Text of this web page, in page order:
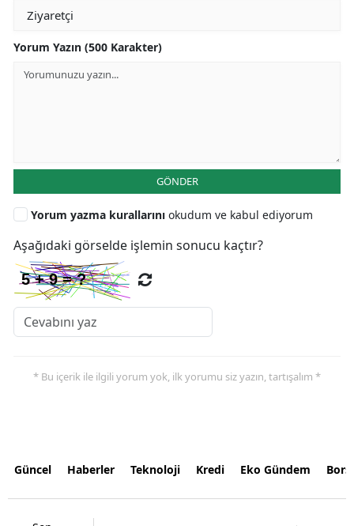
Yorum Yazın (500 Karakter)
GÖNDER
Yorum yazma kurallarını okudum ve kabul ediyorum
Aşağıdaki görselde işlemin sonucu kaçtır?
* Bu içerik ile ilgili yorum yok, ilk yorumu siz yazın, tartışalım *
Güncel Haberler Teknoloji Kredi Eko Gündem